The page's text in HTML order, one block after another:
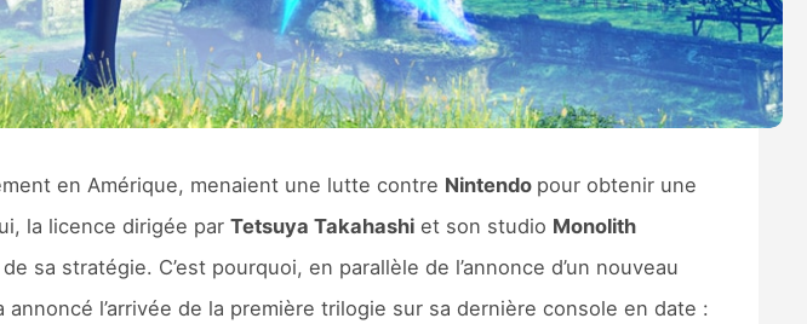
en Amérique, menaient une lutte contre Nintendo pour obtenir une
la licence dirigée par Tetsuya Takahashiet son studio Monolith
stratégie. C’est pourquoi, en parallèle de l’annonce d’un nouveau
annoncé l’arrivée de la première trilogie sur sa dernière console en date :